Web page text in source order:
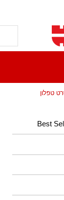
סרט טפלון